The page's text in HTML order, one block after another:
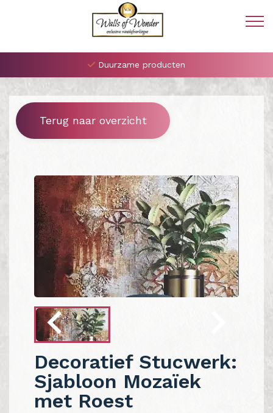
Duurzame producten
Terug naar overzicht
Decoratief Stucwerk:
Sjabloon Mozaïek
met Roest